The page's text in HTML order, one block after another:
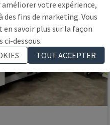
votre expérience,
fins de marketing. Vous
en savoir plus sur la façon
ci-dessous.
TOUT ACCEPTER